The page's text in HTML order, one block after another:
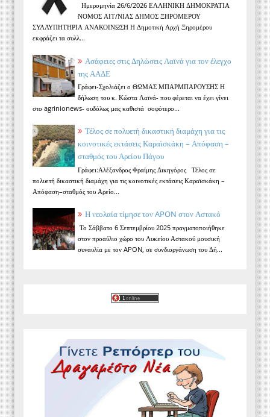
Ημερομηνία 26/6/2026 ΕΛΛΗΝΙΚΗ ΔΗΜΟΚΡΑΤΙΑ
ΝΟΜΟΣ ΑΙΤ/ΝΙΑΣ ΔΗΜΟΣ ΞΗΡΟΜΕΡΟΥ
ΣΥΛΛΥΠΗΤΗΡΙΑ ΑΝΑΚΟΙΝΩΣΗ Η Δημοτική Αρχή Ξηρομέρου
εκφράζει τα συλλ...
Ασάφειες στις Δηλώσεις Λαϊνά για τον έλεγχο
της ΑΑΔΕ
Γράφει-Σχολιάζει ο ΘΩΜΑΣ ΜΠΑΡΜΠΑΡΟΥΣΗΣ Η
δήλωση του κ. Κώστα Λαϊνά- που φέρεται να έχει γίνει
στο agrinionews- ουδόλως μας καθιστά σοφότερο...
Τέλος σε πολυετή δικαστική διαμάχη για τις
κοινοτικές εκτάσεις Καραϊσκάκη – Απόφαση –
σταθμός του Αρείου Πάγου
Γράφει:Αλέξανδρος Φραίμης Δικηγόρος Τέλος σε
πολυετή δικαστική διαμάχη για τις κοινοτικές εκτάσεις Καραϊσκάκη –
Απόφαση–σταθμός του Αρείο...
Η νεολαία τίμησε τον APON στον Αστακό
Το Σάββατο 6 Σεπτεμβρίου 2025 πραγματοποιήθηκε
στον προαύλιο χώρο του Λυκείου Αστακού μουσική
συναυλία με τον APON, σε συνδιοργάνωση του Δή...